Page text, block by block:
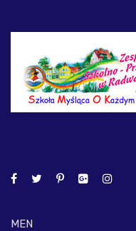
MEN